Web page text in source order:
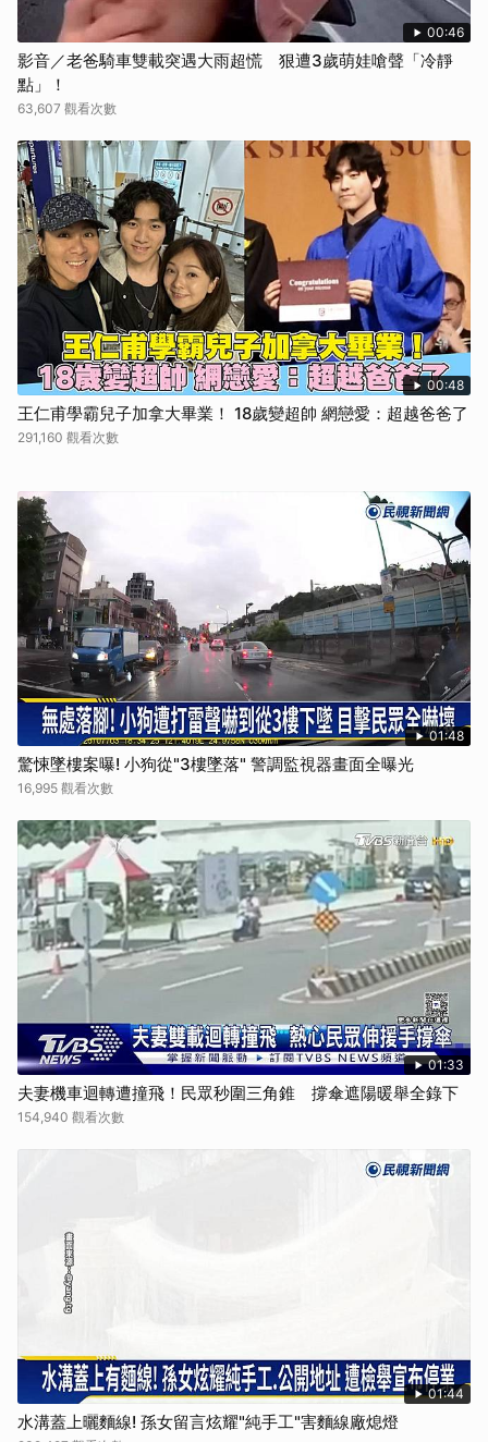
00:46
影音／老爸騎車雙載突遇大雨超慌 狠遭3歲萌娃嗆聲「冷靜
點」！
63,607 觀看次數
00:48
王仁甫學霸兒子加拿大畢業！ 18歲變超帥 網戀愛：超越爸爸了
291,160 觀看次數
01:48
驚悚墜樓案曝! 小狗從"3樓墜落" 警調監視器畫面全曝光
16,995 觀看次數
01:33
夫妻機車迴轉遭撞飛！民眾秒圍三角錐 撐傘遮陽暖舉全錄下
154,940 觀看次數
01:44
水溝蓋上曬麵線! 孫女留言炫耀"純手工"害麵線廠熄燈